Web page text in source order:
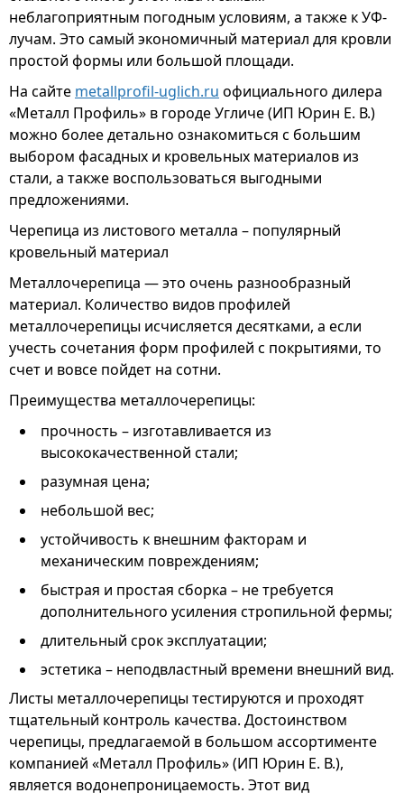
неблагоприятным погодным условиям, а также к УФ-
лучам. Это самый экономичный материал для кровли
простой формы или большой площади.
На сайте metallprofil-uglich.ru официального дилера
«Металл Профиль» в городе Угличе (ИП Юрин Е. В.)
можно более детально ознакомиться с большим
выбором фасадных и кровельных материалов из
стали, а также воспользоваться выгодными
предложениями.
Черепица из листового металла – популярный
кровельный материал
Металлочерепица — это очень разнообразный
материал. Количество видов профилей
металлочерепицы исчисляется десятками, а если
учесть сочетания форм профилей с покрытиями, то
счет и вовсе пойдет на сотни.
Преимущества металлочерепицы:
прочность – изготавливается из
высококачественной стали;
разумная цена;
небольшой вес;
устойчивость к внешним факторам и
механическим повреждениям;
быстрая и простая сборка – не требуется
дополнительного усиления стропильной фермы;
длительный срок эксплуатации;
эстетика – неподвластный времени внешний вид.
Листы металлочерепицы тестируются и проходят
тщательный контроль качества. Достоинством
черепицы, предлагаемой в большом ассортименте
компанией «Металл Профиль» (ИП Юрин Е. В.),
является водонепроницаемость. Этот вид